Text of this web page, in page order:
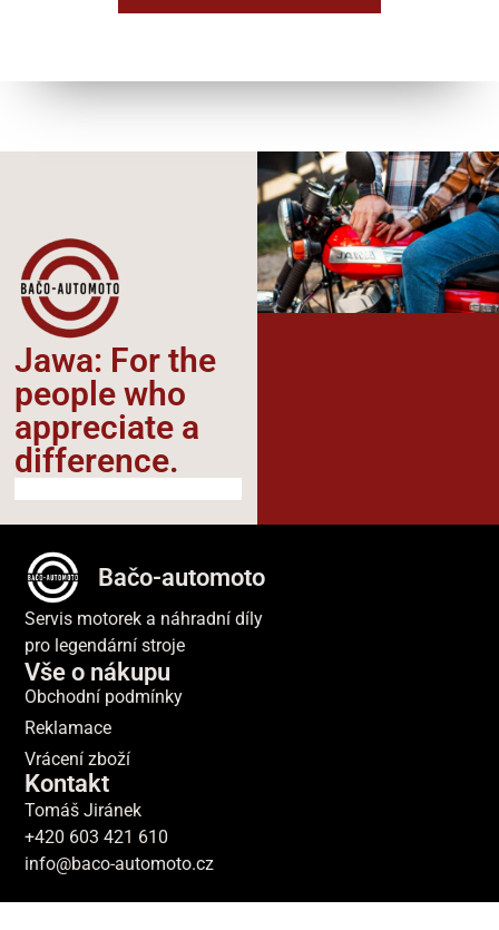
Jawa: For the
people who
appreciate a
difference.​
Bačo-automoto
Servis motorek a náhradní díly
pro legendární stroje
Vše o nákupu
Obchodní podmínky
Reklamace
Vrácení zboží
Kontakt
Tomáš Jiránek
+420 603 421 610
info@baco-automoto.cz